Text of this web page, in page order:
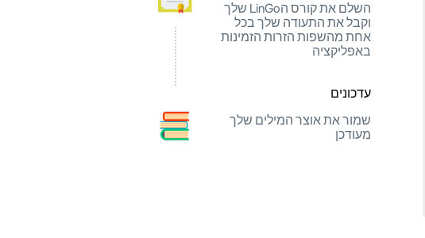
השלם את קורס הLinGo שלך
וקבל את התעודה שלך בכל
אחת מהשפות הזרות הזמינות
באפליקציה
עדכונים
שמור את אוצר המילים שלך
מעודכן